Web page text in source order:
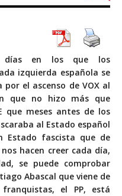
días en los que los
izquierda española se
el ascenso de VOX al
que no hizo más que
que meses antes de los
al Estado español
Estado fascista que de
hacen creer cada día,
se puede comprobar
Abascal que viene de
el PP, está